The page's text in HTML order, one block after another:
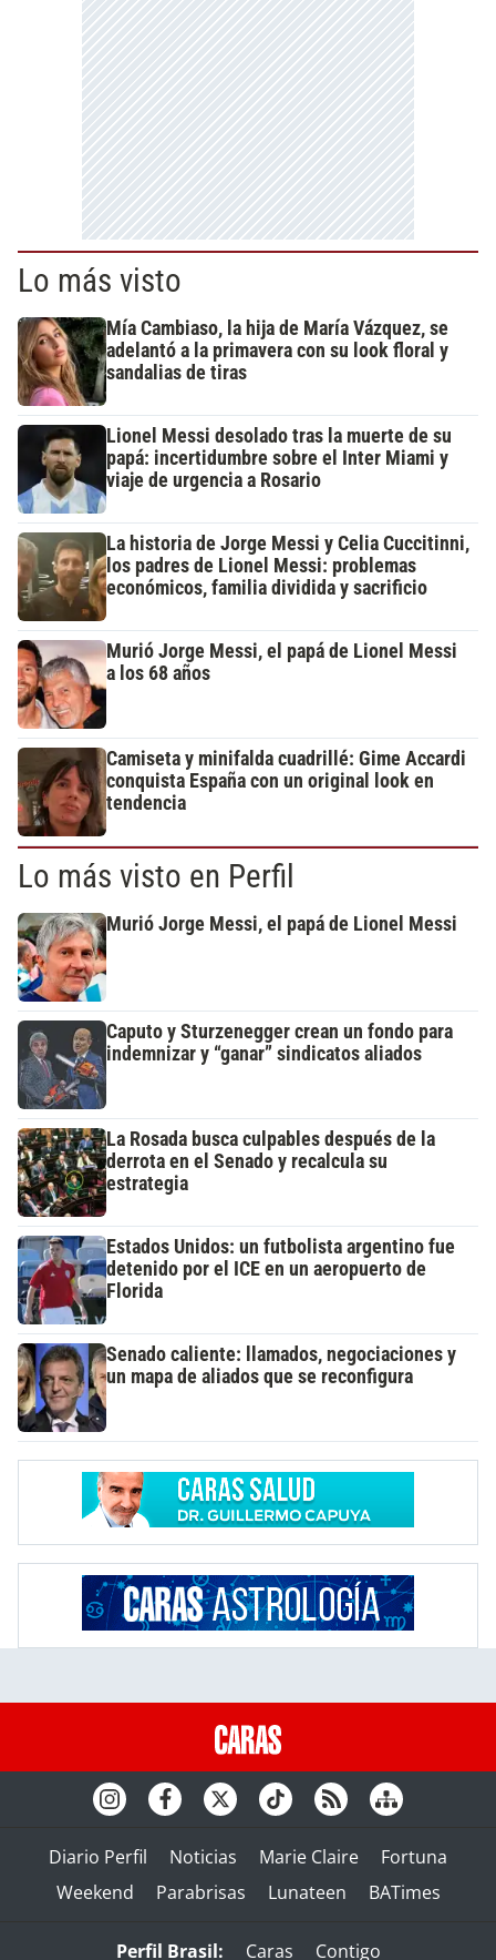
Lo más visto
Mía Cambiaso, la hija de María Vázquez, se
adelantó a la primavera con su look floral y
sandalias de tiras
Lionel Messi desolado tras la muerte de su
papá: incertidumbre sobre el Inter Miami y
viaje de urgencia a Rosario
La historia de Jorge Messi y Celia Cuccitinni,
los padres de Lionel Messi: problemas
económicos, familia dividida y sacrificio
Murió Jorge Messi, el papá de Lionel Messi
a los 68 años
Camiseta y minifalda cuadrillé: Gime Accardi
conquista España con un original look en
tendencia
Lo más visto en Perfil
Murió Jorge Messi, el papá de Lionel Messi
Caputo y Sturzenegger crean un fondo para
indemnizar y “ganar” sindicatos aliados
La Rosada busca culpables después de la
derrota en el Senado y recalcula su
estrategia
Estados Unidos: un futbolista argentino fue
detenido por el ICE en un aeropuerto de
Florida
Senado caliente: llamados, negociaciones y
un mapa de aliados que se reconfigura
Diario Perfil Noticias Marie Claire
Fortuna
Weekend
Parabrisas Lunateen BATimes
Perfil Brasil: Caras Contigo